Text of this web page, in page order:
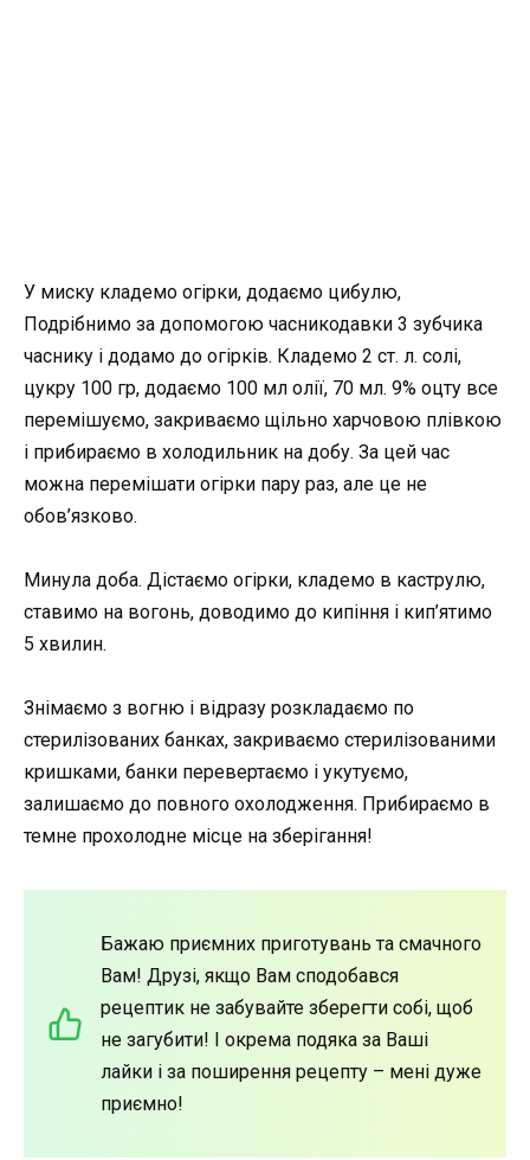
У миску кладемо огірки, додаємо цибулю,
Подрібнимо за допомогою часникодавки 3 зубчика
часнику і додамо до огірків. Кладемо 2 ст. л. солі,
цукру 100 гр, додаємо 100 мл олії, 70 мл. 9% оцту все
перемішуємо, закриваємо щільно харчовою плівкою
і прибираємо в холодильник на добу. За цей час
можна перемішати огірки пару раз, але це не
обов’язково.
Минула доба. Дістаємо огірки, кладемо в каструлю,
ставимо на вогонь, доводимо до кипіння і кип’ятимо
5 хвилин.
Знімаємо з вогню і відразу розкладаємо по
стерилізованих банках, закриваємо стерилізованими
кришками, банки перевертаємо і укутуємо,
залишаємо до повного охолодження. Прибираємо в
темне прохолодне місце на зберігання!
Бажаю приємних приготувань та смачного
Вам! Друзі, якщо Вам сподобався
рецептик не забувайте зберегти собі, щоб
не загубити! І окрема подяка за Ваші
лайки і за поширення рецепту – мені дуже
приємно!